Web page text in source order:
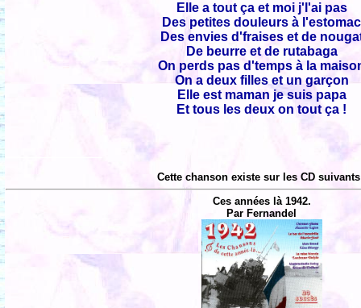
Elle a tout ça et moi j'l'ai pas
Des petites douleurs à l'estomac
Des envies d'fraises et de
De beurre et de rutabaga
On perds pas d'temps à la
On a deux filles et un garçon
Elle est maman je suis papa
Et tous les deux on tout ça !
Cette chanson existe sur les CD
Ces années là 1942.
Par Fernandel